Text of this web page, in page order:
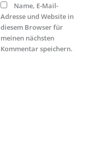
Name, E-Mail-
Adresse und Website in
diesem Browser für
meinen nächsten
Kommentar speichern.